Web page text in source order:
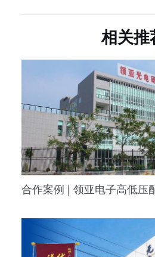
相关推
合作案例 | 领亚电子高低压